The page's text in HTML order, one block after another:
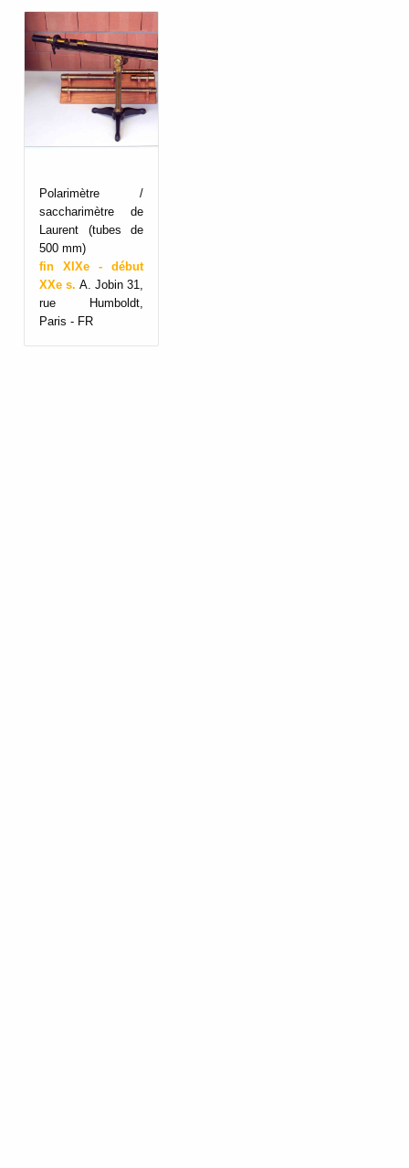
Polarimètre /
saccharimètre de
Laurent (tubes de
500 mm)
fin XIXe - début
XXe s. A. Jobin 31,
rue Humboldt,
Paris - FR